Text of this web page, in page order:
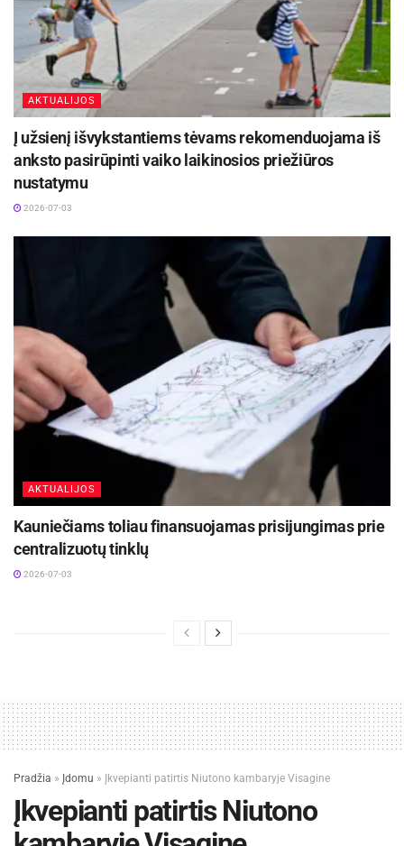
AKTUALIJOS
Į užsienį išvykstantiems tėvams rekomenduojama iš
anksto pasirūpinti vaiko laikinosios priežiūros
nustatymu
2026-07-03
AKTUALIJOS
Kauniečiams toliau finansuojamas prisijungimas prie
centralizuotų tinklų
2026-07-03
Pradžia » Įdomu » Įkvepianti patirtis Niutono kambaryje Visagine
Įkvepianti patirtis Niutono